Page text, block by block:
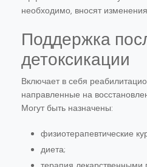
необходимо, вносят
Поддержка
детоксикации
Включает в себя
направленные на
Могут быть назначены:
физиотерапевтические
диета;